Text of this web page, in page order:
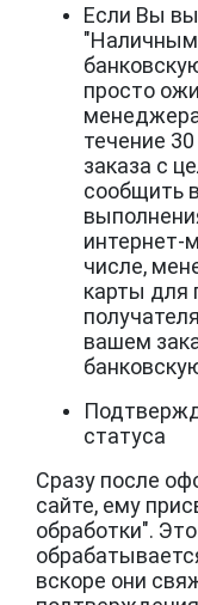
Если Вы
просто
течение
заказа с
сообщить
интернет-
числе,
карты для
вашем
статуса
Сразу после
сайте, ему
обработки".
вскоре они